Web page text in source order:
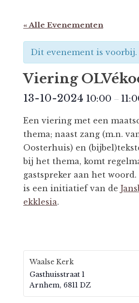
« Alle Evenementen
Dit evenement is voorbij.
Viering
13-10-2024 10:00 –
Een viering met een
thema; naast zang (m.n.
Oosterhuis) en
bij het thema, komt
gastspreker aan het
is een initiatief van de
ekklesia.
Waalse Kerk
Gasthuisstraat 1
Arnhem, 6811 DZ